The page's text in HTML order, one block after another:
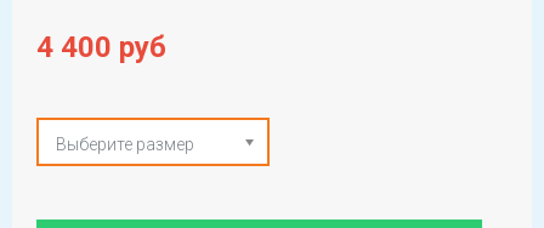
4 400 руб
Выберите размер